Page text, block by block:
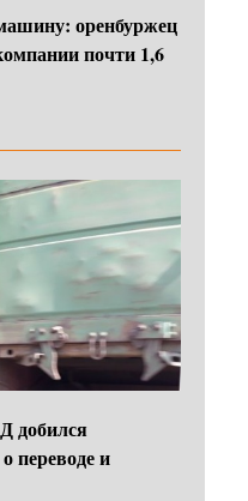
оренбуржец
почти 1,6
добился
переводе и